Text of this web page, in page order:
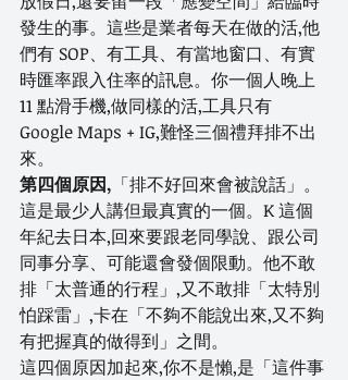
發生的事。這些是業者每天在做的活,他
們有 SOP、有工具、有當地窗口、有實
時匯率跟入住率的訊息。你一個人晚上
11 點滑手機,做同樣的活,工具只有
Google Maps + IG,難怪三個禮拜排不出
來。
第四個原因, 「排不好回來會被說話」。
這是最少人講但最真實的一個。K 這個
年紀去日本,回來要跟老同學說、跟公司
同事分享、可能還會發個限動。他不敢
排「太普通的行程」,又不敢排「太特別
怕踩雷」,卡在「不夠不能說出來,又不夠
有把握真的做得到」之間。
這四個原因加起來,你不是懶,是「這件事